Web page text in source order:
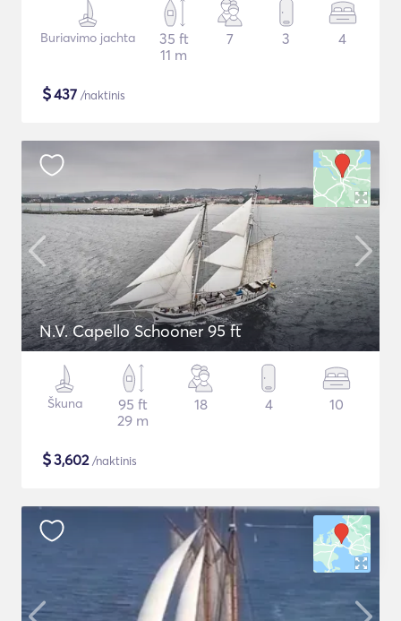
Buriavimo jachta
35 ft
11 m
7 3 4
$437 /naktinis
N.V. Capello Schooner 95 ft
Škuna
95 ft
29 m
18 4 10
$3,602/naktinis